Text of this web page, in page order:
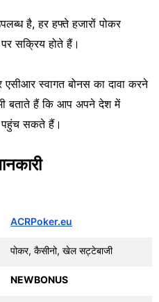
है, हर हफ्ते हजारों पोकर
सक्रिय होते हैं।
स्वागत बोनस का दावा करने
बताते हैं कि आप अपने देश में
सकते हैं।
ACRPoker.eu
पोकर, कैसीनो, खेल सट्टेबाजी
NEWBONUS